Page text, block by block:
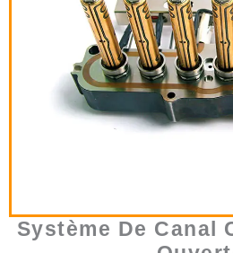
Système De Canal